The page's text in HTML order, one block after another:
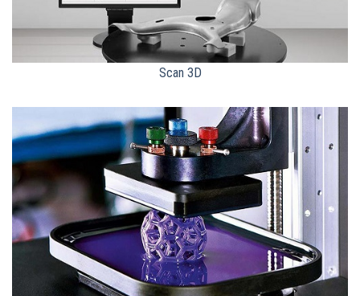
Scan 3D